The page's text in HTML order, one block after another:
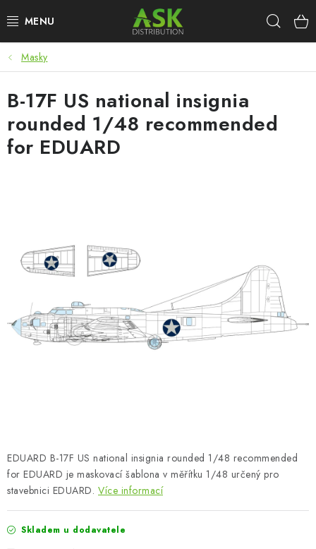
na
WARHAMMER
ASK PRODUKTY
NOVINKY
BARVY A POMŮCKY
PUBLIKACE
SKY RIDERS COFFEE
Masky
EDUARD B-17F US national insignia rounded 1/48 recommended
for EDUARD je maskovací šablona v měřítku 1/48 určený pro
stavebnici EDUARD. Více informací
Skladem u dodavatele
B-17F US national insignia
rounded 1/48 recommended
for EDUARD